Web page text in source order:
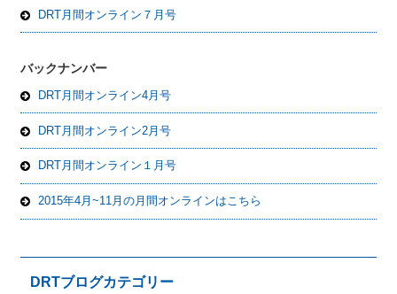
DRT月間オンライン７月号
バックナンバー
DRT月間オンライン4月号
DRT月間オンライン2月号
DRT月間オンライン１月号
2015年4月~11月の月間オンラインはこちら
DRTブログカテゴリー